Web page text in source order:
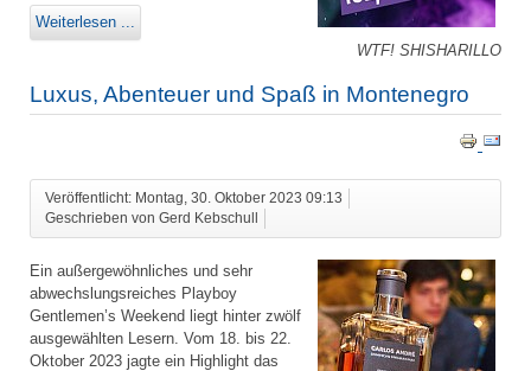
WTF! SHISHARILLO
Weiterlesen ...
Luxus, Abenteuer und Spaß in Montenegro
Veröffentlicht: Montag, 30. Oktober 2023 09:13
Geschrieben von Gerd Kebschull
Ein außergewöhnliches und sehr
abwechslungsreiches Playboy
Gentlemen’s Weekend liegt hinter zwölf
ausgewählten Lesern. Vom 18. bis 22.
Oktober 2023 jagte ein Highlight das